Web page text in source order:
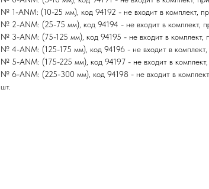
№ 1-ANM: (10-25 мм), код 94192 - не входит в комплект,
№ 2-ANM: (25-75 мм), код 94194 - не входит в комплект,
№ 3-ANM: (75-125 мм), код 94195 - не входит в комплект,
№ 4-ANM: (125-175 мм), код 94196 - не входит в комплект,
№ 5-ANM: (175-225 мм), код 94197 - не входит в комплект,
№ 6-ANM: (225-300 мм), код 94198 - не входит в
шт.